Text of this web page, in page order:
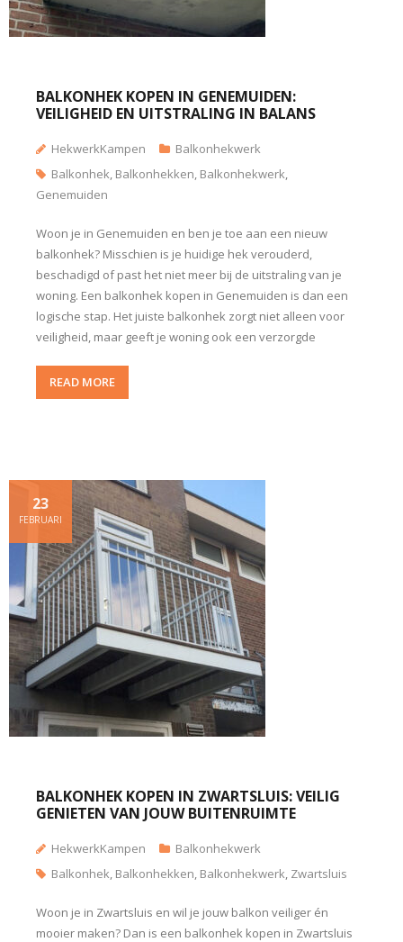
BALKONHEK KOPEN IN GENEMUIDEN:
VEILIGHEID EN UITSTRALING IN BALANS
HekwerkKampen
Balkonhekwerk
Balkonhek, Balkonhekken, Balkonhekwerk,
Genemuiden
Woon je in Genemuiden en ben je toe aan een nieuw
balkonhek? Misschien is je huidige hek verouderd,
beschadigd of past het niet meer bij de uitstraling van je
woning. Een balkonhek kopen in Genemuiden is dan een
logische stap. Het juiste balkonhek zorgt niet alleen voor
veiligheid, maar geeft je woning ook een verzorgde
READ MORE
BALKONHEK KOPEN IN ZWARTSLUIS: VEILIG
GENIETEN VAN JOUW BUITENRUIMTE
23
FEBRUARI
HekwerkKampen
Balkonhekwerk
Balkonhek, Balkonhekken, Balkonhekwerk, Zwartsluis
Woon je in Zwartsluis en wil je jouw balkon veiliger én
mooier maken? Dan is een balkonhek kopen in Zwartsluis